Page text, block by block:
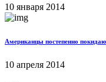
10 января 2014
Американцы постепенно
10 апреля 2014